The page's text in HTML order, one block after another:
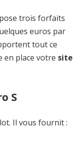
trois forfaits
euros par
tout ce
en place votre site
S
Il vous fournit :